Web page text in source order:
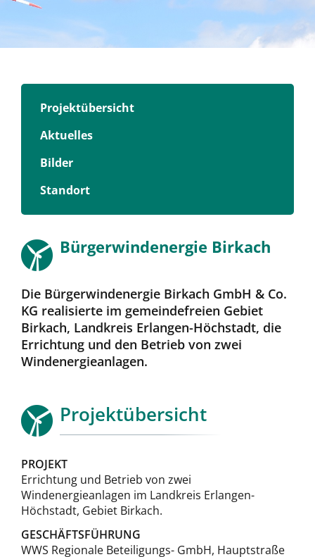
Bürgerwindenergie Birkach
Die Bürgerwindenergie Birkach GmbH & Co.
KG realisierte im gemeindefreien Gebiet
Birkach, Landkreis Erlangen-Höchstadt, die
Errichtung und den Betrieb von zwei
Windenergieanlagen.
Projektübersicht
PROJEKT
Errichtung und Betrieb von zwei
Windenergieanlagen im Landkreis Erlangen-
Höchstadt, Gebiet Birkach.
GESCHÄFTSFÜHRUNG
WWS Regionale Beteiligungs- GmbH, Hauptstraße
Projektübersicht
Aktuelles
Bilder
Standort